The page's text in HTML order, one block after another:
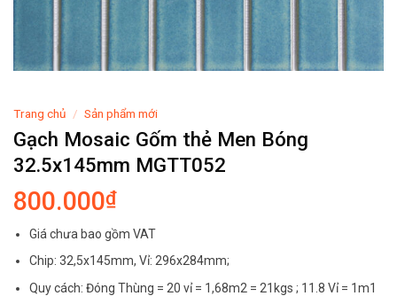
Trang chủ / Sản phẩm mới
Gạch Mosaic Gốm thẻ Men Bóng
32.5x145mm MGTT052
800.000₫
Giá chưa bao gồm VAT
Chip: 32,5x145mm, Vỉ: 296x284mm;
Quy cách: Đóng Thùng = 20 vỉ = 1,68m2 = 21kgs ; 11.8 Vỉ = 1m1